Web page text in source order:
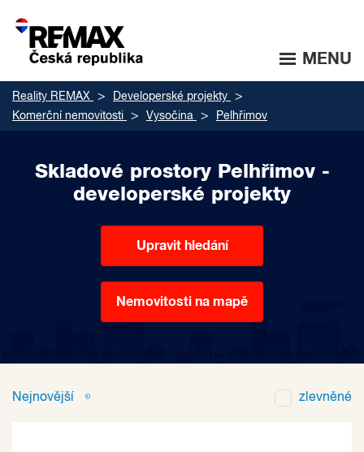
MENU
Reality REMAX
Developerské projekty
Komerční nemovitosti
Vysočina Pelhřimov
Skladové prostory Pelhřimov -
developerské projekty
Upravit hledání
Nemovitosti na mapě
Nejnovější zlevněné